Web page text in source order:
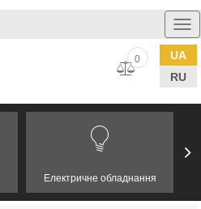
UA
RU
0
Електричне обладнання